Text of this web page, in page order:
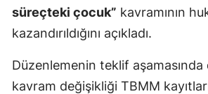
süreçteki çocuk” kavramının
kazandırıldığını açıkladı.
Düzenlemenin teklif
kavram değişikliği TBMM